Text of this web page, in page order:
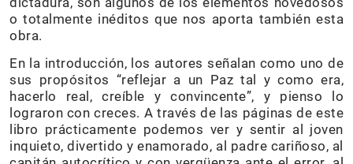
o totalmente inéditos que nos aporta también esta
obra.
En la introducción, los autores señalan como uno de
sus propósitos “reflejar a un Paz tal y como era,
hacerlo real, creíble y convincente”, y pienso lo
lograron con creces. A través de las páginas de este
libro prácticamente podemos ver y sentir al joven
inquieto, divertido y enamorado, al padre cariñoso, al